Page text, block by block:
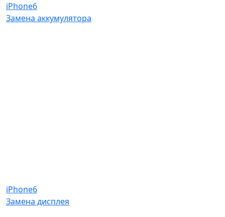
iPhone6
Замена аккумулятора
iPhone6
Замена дисплея